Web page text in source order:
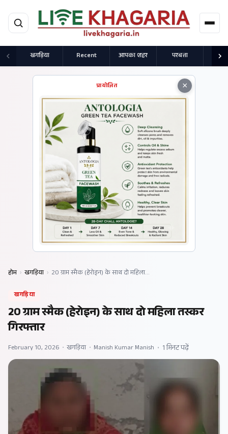
मुख्य सामग्री पर जाएं
खगड़िया Recent आपका शहर परबत्ता
×
प्रायोजित
होम › खगड़िया › 20 ग्राम स्मैक (हेरोइन) के साथ दो महिला…
खगड़िया
20 ग्राम स्मैक (हेरोइन) के साथ दो महिला तस्कर
गिरफ्तार
February 10, 2026 • खगड़िया • Manish Kumar Manish • 1 मिनट पढ़ें